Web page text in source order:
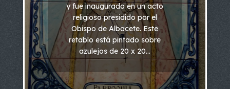
y fue inaugurada en un acto
religioso presidido por el
Obispo de Albacete. Este
retablo está pintado sobre
azulejos de 20 x 20...